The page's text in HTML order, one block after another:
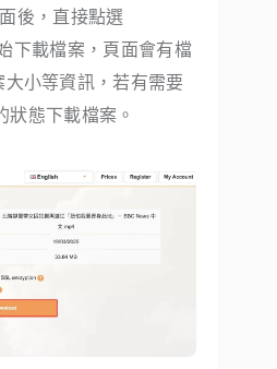
後，直接點選
下載檔案，頁面會有檔
小等資訊，若有需要
狀態下載檔案。